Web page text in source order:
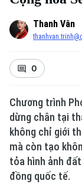
Xu hướng
Thanh Vân
0
Chương trình
dừng chân tại
không chỉ giới
mà còn tạo
tỏa hình ảnh
đồng quốc tế.